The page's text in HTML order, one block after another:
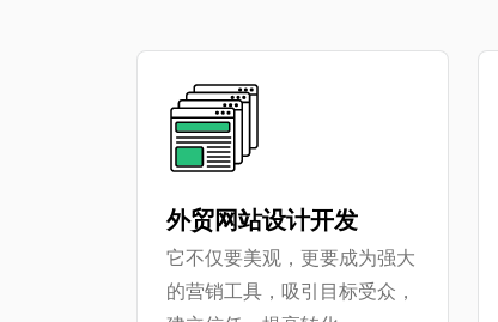
外贸网站设计开发
它不仅要美观，更要成为强大
的营销工具，吸引目标受众，